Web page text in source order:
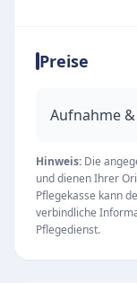
und
Der Fokus
Zuhause. Zu
Ambulante
Individuelle
Patienten und
Preise
Aufnahme
Hinweis: Die
und dienen Ihrer
Pflegekasse kann
verbindliche
Pflegedienst.